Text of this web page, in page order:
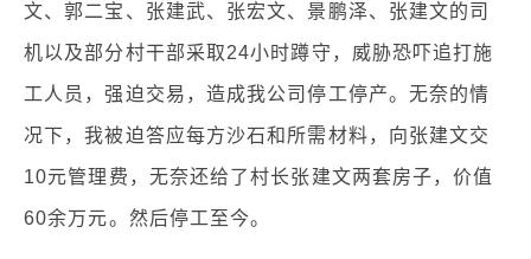
文、郭二宝、张建武、张宏文、景鹏泽、张建文的司
机以及部分村干部采取24小时蹲守，威胁恐吓追打施
工人员，强迫交易，造成我公司停工停产。无奈的情
况下，我被迫答应每方沙石和所需材料，向张建文交
10元管理费，无奈还给了村长张建文两套房子，价值
60余万元。然后停工至今。